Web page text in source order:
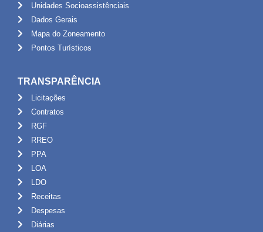
Unidades Socioassistênciais
Dados Gerais
Mapa do Zoneamento
Pontos Turísticos
TRANSPARÊNCIA
Licitações
Contratos
RGF
RREO
PPA
LOA
LDO
Receitas
Despesas
Diárias